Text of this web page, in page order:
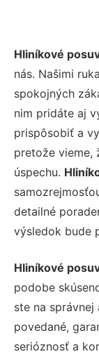
Hliníkové
nás. Našimi
spokojných
nim pridáte aj
prispôsobiť a
pretože vieme,
úspechu.
detailné
výsledok bude
Hliníkové
podobe
ste na správnej
povedané,
serióznosť a